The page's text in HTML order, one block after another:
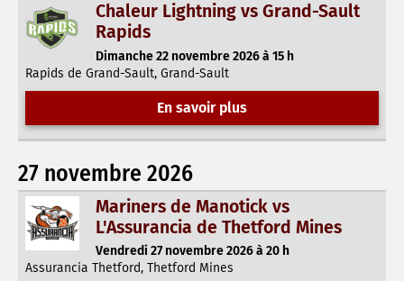
Chaleur Lightning vs Grand-Sault
Rapids
Dimanche 22 novembre 2026 à 15 h
Rapids de Grand-Sault, Grand-Sault
En savoir plus
27 novembre 2026
Mariners de Manotick vs
L'Assurancia de Thetford Mines
Vendredi 27 novembre 2026 à 20 h
Assurancia Thetford, Thetford Mines